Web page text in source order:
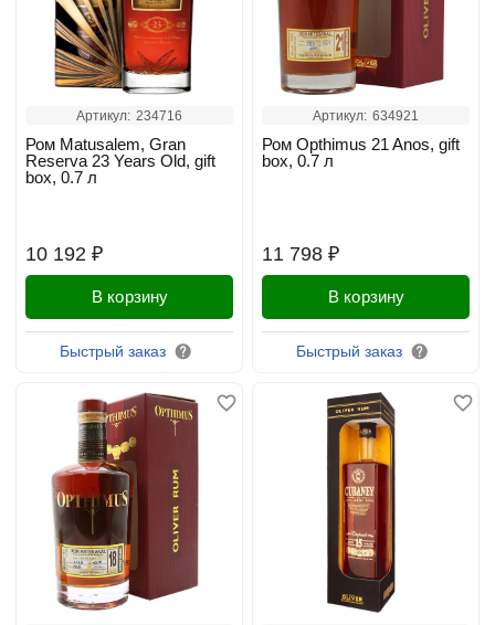
Артикул: 234716
10 192 ₽
Ром Matusalem, Gran
Reserva 23 Years Old, gift
box, 0.7 л
В корзину
Быстрый заказ
Артикул: 634921
11 798 ₽
Ром Opthimus 21 Anos, gift
box, 0.7 л
В корзину
Быстрый заказ